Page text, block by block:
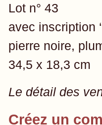
Lot n° 43
avec inscription
pierre noire,
34,5 x 18,3 cm
Le détail des
Créez un